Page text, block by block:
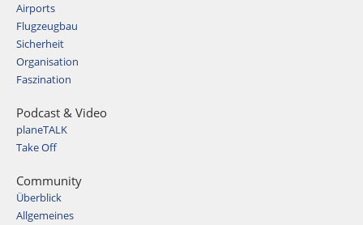
Airports
Flugzeugbau
Sicherheit
Organisation
Faszination
Podcast & Video
planeTALK
Take Off
Community
Überblick
Allgemeines